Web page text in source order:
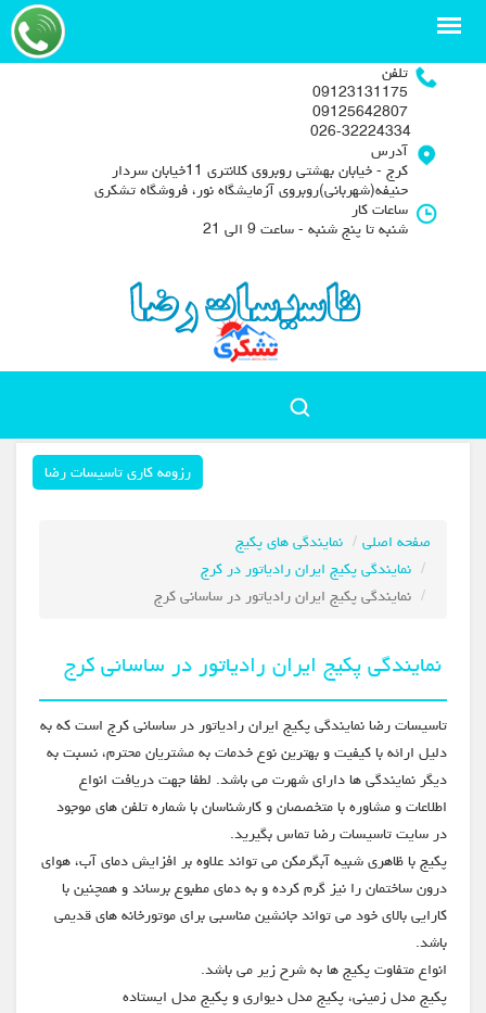
تلفن
09123131175
09125642807
آدرس
کرج - خیابان بهشتی روبروی کلانتری 11خیابان سردار
حنیفه(شهربانی)روبروی آزمایشگاه نور، فروشگاه تشکری
ساعات کار
شنبه تا پنج شنبه - ساعت 9 الی 21
رزومه کاری تاسیسات رضا
صفحه اصلی
نمایندگی های پکیج
نمایندگی پکیج ایران رادیاتور در کرج
نمایندگی پکیج ایران رادیاتور در ساسانی کرج
نمایندگی پکیج ایران رادیاتور در ساسانی کرج
تاسیسات رضا نمایندگی پکیج ایران رادیاتور در ساسانی کرج است که به
دلیل ارائه با کیفیت و بهترین نوع خدمات به مشتریان محترم، نسبت به
دیگر نمایندگی ها دارای شهرت می باشد. لطفا جهت دریافت انواع
اطلاعات و مشاوره با متخصصان و کارشناسان با شماره تلفن های موجود
در سایت تاسیسات رضا تماس بگیرید.
پکیج با ظاهری شبیه آبگرمکن می تواند علاوه بر افزایش دمای آب، هوای
درون ساختمان را نیز گرم کرده و به دمای مطبوع برساند و همچنین با
کارایی بالای خود می تواند جانشین مناسبی برای موتورخانه های قدیمی
باشد.
انواع متفاوت پکیج ها به شرح زیر می باشد.
پکیج مدل زمینی، پکیج مدل دیواری و پکیج مدل ایستاده